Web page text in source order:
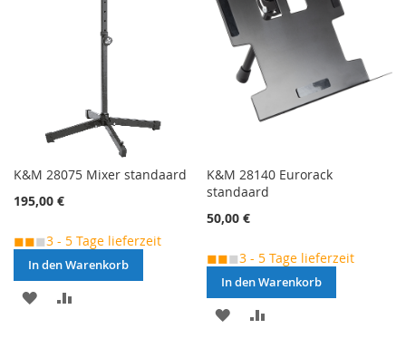
K&M 28075 Mixer standaard
195,00 €
◼◼◼3 - 5 Tage lieferzeit
In den Warenkorb
MERKEN
K&M 28140 Eurorack
standaard
50,00 €
◼◼◼3 - 5 Tage lieferzeit
In den Warenkorb
MERKEN